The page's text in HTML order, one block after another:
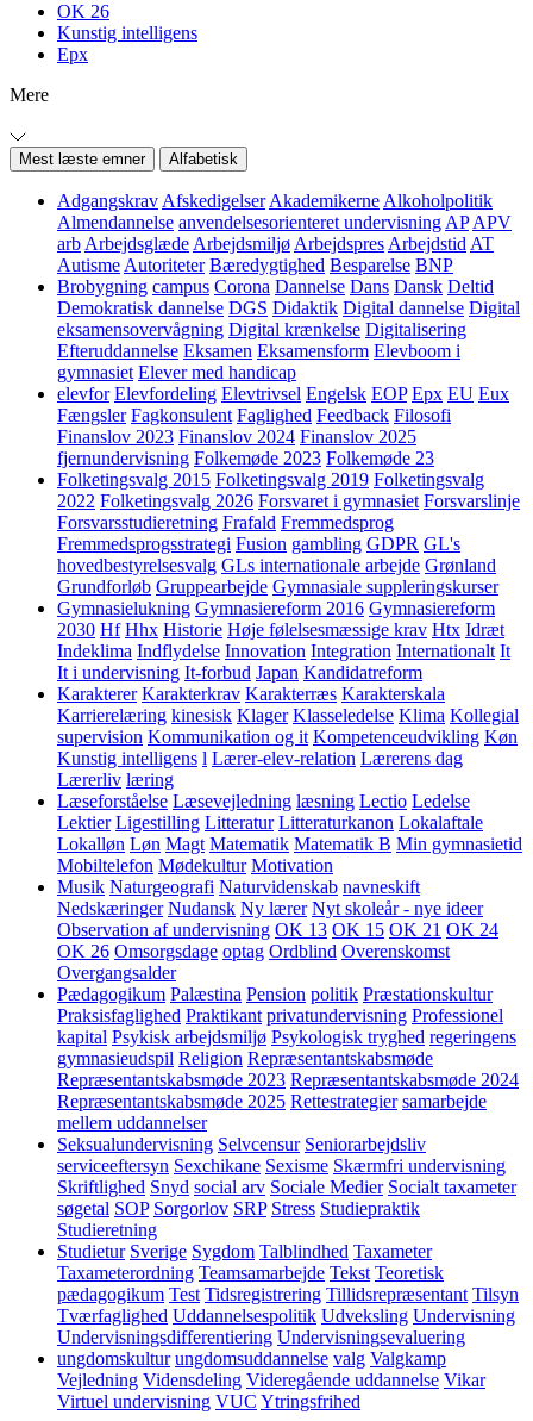
OK 26
Kunstig intelligens
Epx
Mere
Mest læste emner Alfabetisk
Adgangskrav Afskedigelser Akademikerne Alkoholpolitik
Almendannelse anvendelsesorienteret undervisning AP APV
arb Arbejdsglæde Arbejdsmiljø Arbejdspres Arbejdstid AT
Autisme Autoriteter Bæredygtighed Besparelse BNP
Brobygning campus Corona Dannelse Dans Dansk Deltid
Demokratisk dannelse DGS Didaktik Digital dannelse Digital
eksamensovervågning Digital krænkelse Digitalisering
Efteruddannelse Eksamen Eksamensform Elevboom i
gymnasiet Elever med handicap
elevfor Elevfordeling Elevtrivsel Engelsk EOP Epx EU Eux
Fængsler Fagkonsulent Faglighed Feedback Filosofi
Finanslov 2023 Finanslov 2024 Finanslov 2025
fjernundervisning Folkemøde 2023 Folkemøde 23
Folketingsvalg 2015 Folketingsvalg 2019 Folketingsvalg
2022 Folketingsvalg 2026 Forsvaret i gymnasiet Forsvarslinje
Forsvarsstudieretning Frafald Fremmedsprog
Fremmedsprogsstrategi Fusion gambling GDPR GL's
hovedbestyrelsesvalg GLs internationale arbejde Grønland
Grundforløb Gruppearbejde Gymnasiale suppleringskurser
Gymnasielukning Gymnasiereform 2016 Gymnasiereform
2030 Hf Hhx Historie Høje følelsesmæssige krav Htx Idræt
Indeklima Indflydelse Innovation Integration Internationalt It
It i undervisning It-forbud Japan Kandidatreform
Karakterer Karakterkrav Karakterræs Karakterskala
Karrierelæring kinesisk Klager Klasseledelse Klima Kollegial
supervision Kommunikation og it Kompetenceudvikling Køn
Kunstig intelligens l Lærer-elev-relation Lærerens dag
Lærerliv læring
Læseforståelse Læsevejledning læsning Lectio Ledelse
Lektier Ligestilling Litteratur Litteraturkanon Lokalaftale
Lokalløn Løn Magt Matematik Matematik B Min gymnasietid
Mobiltelefon Mødekultur Motivation
Musik Naturgeografi Naturvidenskab navneskift
Nedskæringer Nudansk Ny lærer Nyt skoleår - nye ideer
Observation af undervisning OK 13 OK 15 OK 21 OK 24
OK 26 Omsorgsdage optag Ordblind Overenskomst
Overgangsalder
Pædagogikum Palæstina Pension politik Præstationskultur
Praksisfaglighed Praktikant privatundervisning Professionel
kapital Psykisk arbejdsmiljø Psykologisk tryghed regeringens
gymnasieudspil Religion Repræsentantskabsmøde
Repræsentantskabsmøde 2023 Repræsentantskabsmøde 2024
Repræsentantskabsmøde 2025 Rettestrategier samarbejde
mellem uddannelser
Seksualundervisning Selvcensur Seniorarbejdsliv
serviceeftersyn Sexchikane Sexisme Skærmfri undervisning
Skriftlighed Snyd social arv Sociale Medier Socialt taxameter
søgetal SOP Sorgorlov SRP Stress Studiepraktik
Studieretning
Studietur Sverige Sygdom Talblindhed Taxameter
Taxameterordning Teamsamarbejde Tekst Teoretisk
pædagogikum Test Tidsregistrering Tillidsrepræsentant Tilsyn
Tværfaglighed Uddannelsespolitik Udveksling Undervisning
Undervisningsdifferentiering Undervisningsevaluering
ungdomskultur ungdomsuddannelse valg Valgkamp
Vejledning Vidensdeling Videregående uddannelse Vikar
Virtuel undervisning VUC Ytringsfrihed